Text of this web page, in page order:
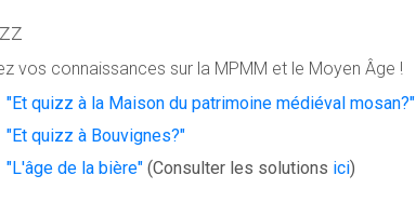
vos connaissances sur la MPMM et le Moyen Âge !
"Et quizz à la Maison du patrimoine médiéval mosan?"
"Et quizz à Bouvignes?"
"L'âge de la bière" (Consulter les solutions ici)